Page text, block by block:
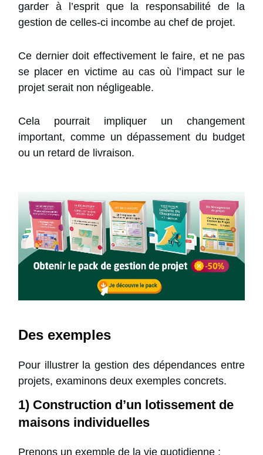
garder à l’esprit que la responsabilité de la
gestion de celles-ci incombe au chef de projet.
Ce dernier doit effectivement le faire, et ne pas
se placer en victime au cas où l’impact sur le
projet serait non négligeable.
Cela pourrait impliquer un changement
important, comme un dépassement du budget
ou un retard de livraison.
Des exemples
Pour illustrer la gestion des dépendances entre
projets, examinons deux exemples concrets.
1) Construction d’un lotissement de
maisons individuelles
Prenons un exemple de la vie quotidienne :